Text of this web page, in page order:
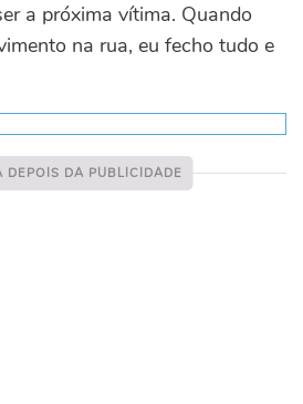
a próxima vítima. Quando
na rua, eu fecho tudo e